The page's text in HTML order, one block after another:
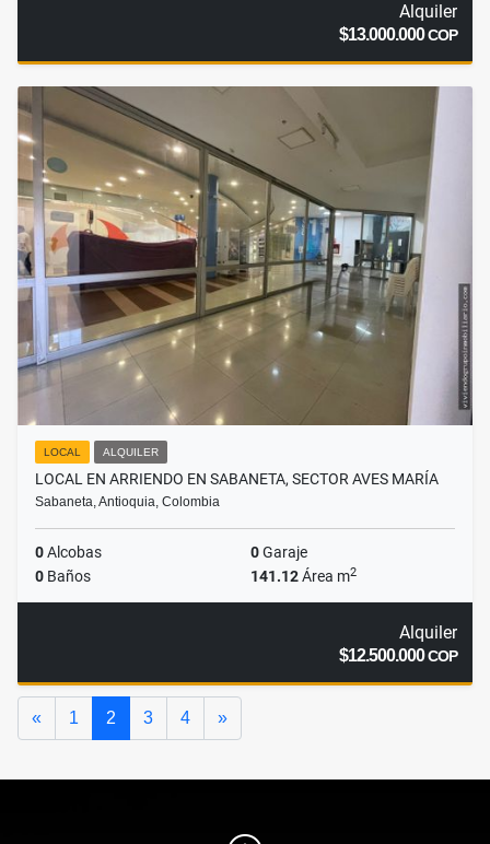
Alquiler
$13.000.000COP
LOCAL ALQUILER
LOCAL EN ARRIENDO EN SABANETA, SECTOR AVES MARÍA
Sabaneta, Antioquia, Colombia
0Alcobas 0Garaje
0 Baños 141.12Área m2
Alquiler
$12.500.000COP
« Anterior
1 2 3 4 »Siguiente